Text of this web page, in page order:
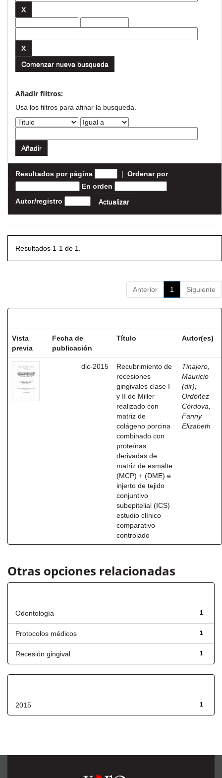
Comenzar nueva busqueda
Añadir filtros:
Usa los filtros para afinar la busqueda.
Resultados por página | Ordenar por
En orden
Autor/registro
Resultados 1-1 de 1.
Anterior 1 Siguiente
Vista
previa
Fecha de
publicación
Título Autor(es)
dic-2015
Recubrimiento de
recesiones
gingivales clase I
y II de Miller
realizado con
matriz de
colágeno porcina
combinado con
proteínas
derivadas de
matriz de esmalte
(MCP) + (DME) e
injerto de tejido
conjuntivo
subepitelial (ICS)
estudio clínico
comparativo
controlado
Tinajero,
Mauricio
(dir);
Ordóñez
Córdova,
Fanny
Elizabeth
Otras opciones relacionadas
1
Odontología
1
Protocolos médicos
1
Recesión gingival
1
2015